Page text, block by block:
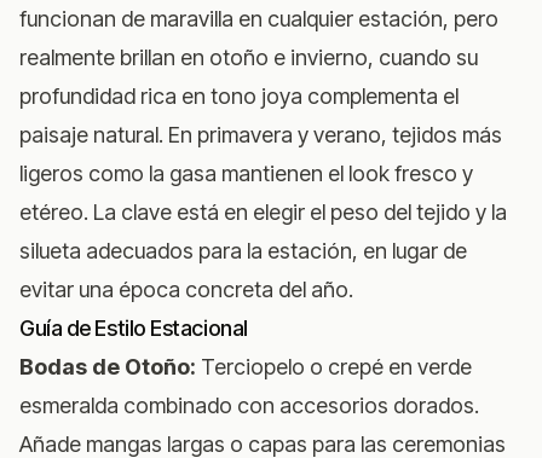
funcionan de maravilla en cualquier estación, pero
realmente brillan en otoño e invierno, cuando su
profundidad rica en tono joya complementa el
paisaje natural. En primavera y verano, tejidos más
ligeros como la gasa mantienen el look fresco y
etéreo. La clave está en elegir el peso del tejido y la
silueta adecuados para la estación, en lugar de
evitar una época concreta del año.
Guía de Estilo Estacional
Bodas de Otoño: Terciopelo o crepé en verde
esmeralda combinado con accesorios dorados.
Añade mangas largas o capas para las ceremonias